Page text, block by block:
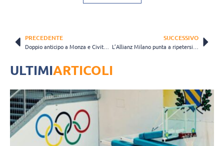
PRECEDENTE SUCCESSIVO
ULTIMIARTICOLI